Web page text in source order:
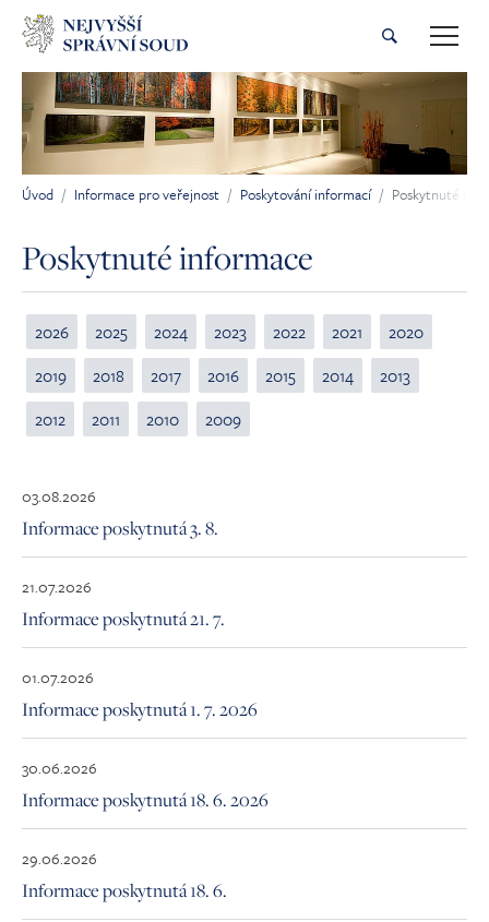
Přeskočit na hlavní obsah
Jsi tady:
Úvod Informace pro veřejnost Poskytování informací Poskytnuté
Poskytnuté informace
2026 2025 2024 2023 2022 2021
2020
2019
2018 2017 2016 2015 2014
2013
2012
2011 2010 2009
03.08.2026
Informace poskytnutá 3. 8.
21.07.2026
Informace poskytnutá 21. 7.
01.07.2026
Informace poskytnutá 1. 7. 2026
30.06.2026
Informace poskytnutá 18. 6. 2026
29.06.2026
Informace poskytnutá 18. 6.